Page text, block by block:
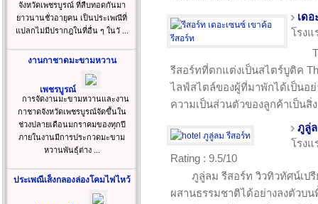
จังหวัดเพชรบูรณ์ ที่สืบทอดกันมา
ยาวนานชั่วอายุคน เป็นประเพณีที่
แปลกไม่มีปรากฎในที่อื่น ๆ ในวั ...
งานกาชาดมะขามหวาน
เพชรบูรณ์
การจัดงานมะขามหวานและงาน
กาชาดจังหวัดเพชรบูรณ์จัดขึ้นใน
ช่วงปลายเดือนมกราคมของทุกปี
ภายในงานมีการประกวดมะขาม
หวานพันธุ์ต่าง ...
ประเพณีเส็งกลองล่องโคมไฟไหว้
เด
โรง
รีสอร์ทที่ตกแต่งเป็นสไตร์บูติค
ไลฟ์สไตล์ของผู้ที่มาพักได้เป็นอ
ความเป็นส่วนตัวของลูกค้าเป็นสิ่
ภูลู่
โรง
Rating : 9.5/10
ภูลู่ลม รีสอร์ท วิวทิวทัศน์เป
ผสานธรรมชาติได้อย่างลงตัวบ